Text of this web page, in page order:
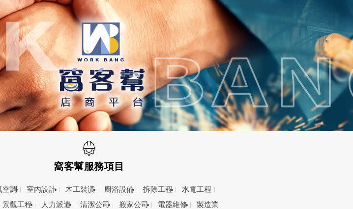
窩客幫服務項目
空調 室內設計 木工裝潢 廚浴設備 拆除工程
水電工程
景觀工程 人力派遣 清潔公司 搬家公司 電器維修
製造業